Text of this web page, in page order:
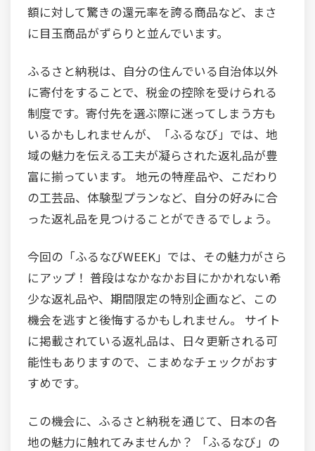
額に対して驚きの還元率を誇る商品など、まさ
に目玉商品がずらりと並んでいます。
ふるさと納税は、自分の住んでいる自治体以外
に寄付をすることで、税金の控除を受けられる
制度です。寄付先を選ぶ際に迷ってしまう方も
いるかもしれませんが、「ふるなび」では、地
域の魅力を伝える工夫が凝らされた返礼品が豊
富に揃っています。 地元の特産品や、こだわり
の工芸品、体験型プランなど、自分の好みに合
った返礼品を見つけることができるでしょう。
今回の「ふるなびWEEK」では、その魅力がさら
にアップ！ 普段はなかなかお目にかかれない希
少な返礼品や、期間限定の特別企画など、この
機会を逃すと後悔するかもしれません。 サイト
に掲載されている返礼品は、日々更新される可
能性もありますので、こまめなチェックがおす
すめです。
この機会に、ふるさと納税を通じて、日本の各
地の魅力に触れてみませんか？ 「ふるなび」の